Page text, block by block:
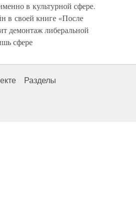
в культурной сфере.
в своей книге «После
демонтаж либеральной
сфере
Разделы